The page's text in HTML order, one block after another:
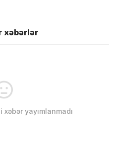
xəbərlər
yayımlanmadı